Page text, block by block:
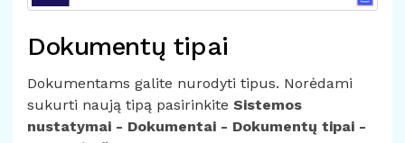
Dokumentų tipai
Dokumentams galite nurodyti tipus. Norėdami
sukurti naują tipą pasirinkite Sistemos
nustatymai - Dokumentai - Dokumentų tipai -